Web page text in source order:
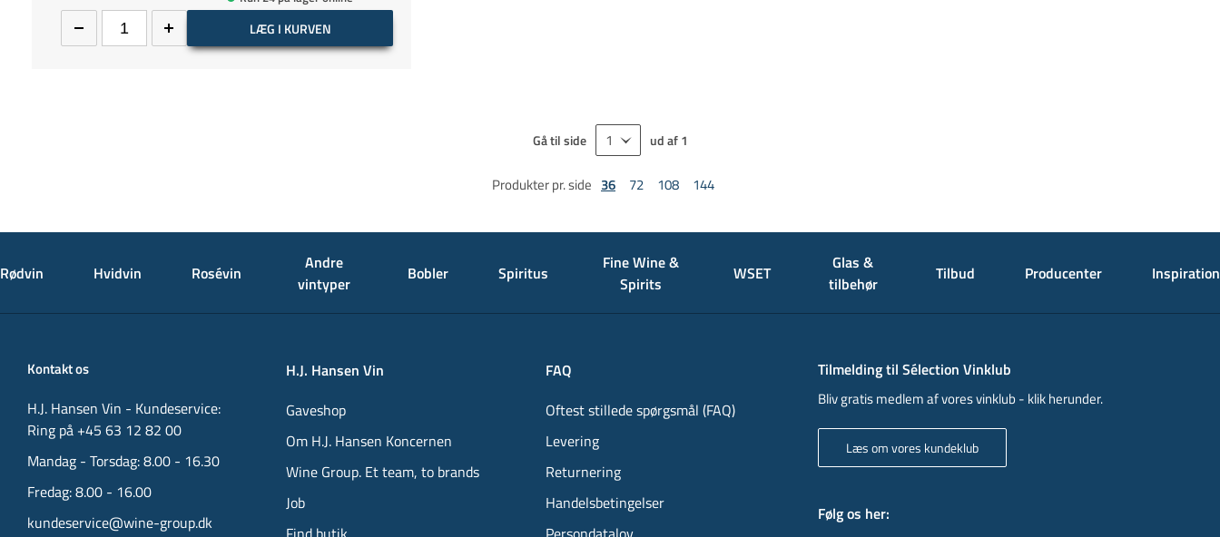
LÆG I KURVEN
Gå til side ud af 1
Produkter pr. side 36 72 108 144
Rødvin Hvidvin Rosévin
Andre
vintyper
Bobler Spiritus
Fine Wine &
Spirits
WSET
Glas &
tilbehør
Tilbud Producenter Inspiration
Kontakt os
H.J. Hansen Vin - Kundeservice:
Ring på +45 63 12 82 00
Mandag - Torsdag: 8.00 - 16.30
Fredag: 8.00 - 16.00
kundeservice@wine-group.dk
H.J. Hansen Vin
Gaveshop
Om H.J. Hansen Koncernen
Wine Group. Et team, to brands
Job
FAQ
Oftest stillede spørgsmål (FAQ)
Levering
Returnering
Handelsbetingelser
Tilmelding til Sélection Vinklub
Bliv gratis medlem af vores vinklub - klik herunder.
Læs om vores kundeklub
Følg os her: